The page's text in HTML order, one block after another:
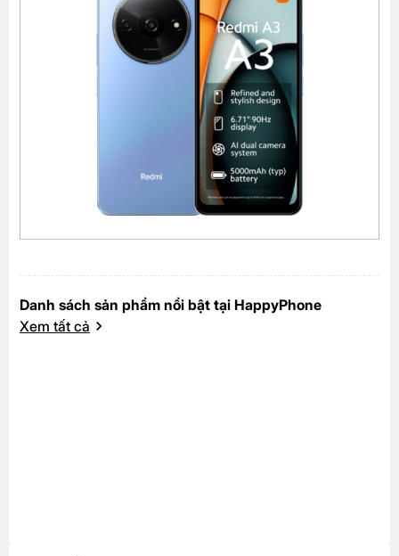
Danh sách sản phẩm nổi bật tại HappyPhone
Xem tất cả